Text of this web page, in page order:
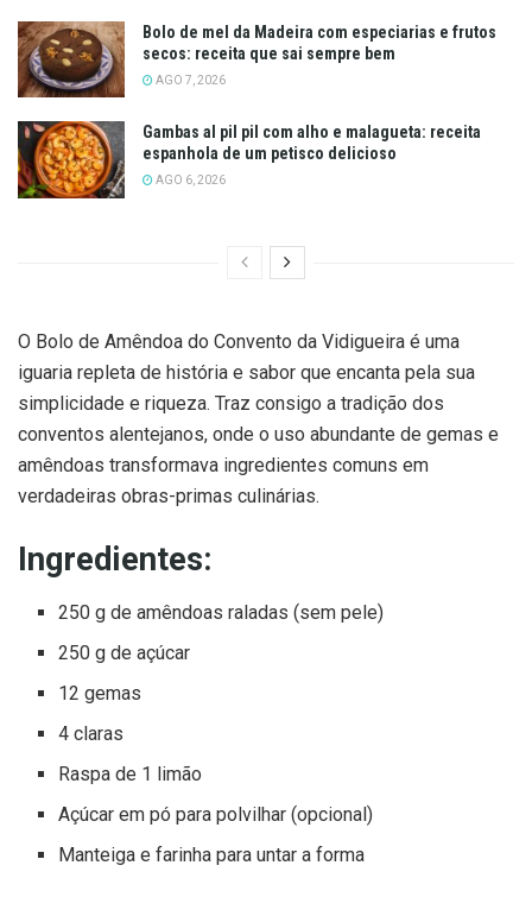
Bolo de mel da Madeira com especiarias e frutos
secos: receita que sai sempre bem
AGO 7, 2026
Gambas al pil pil com alho e malagueta: receita
espanhola de um petisco delicioso
AGO 6, 2026
O Bolo de Amêndoa do Convento da Vidigueira é uma
iguaria repleta de história e sabor que encanta pela sua
simplicidade e riqueza. Traz consigo a tradição dos
conventos alentejanos, onde o uso abundante de gemas e
amêndoas transformava ingredientes comuns em
verdadeiras obras-primas culinárias.
Ingredientes:
250 g de amêndoas raladas (sem pele)
250 g de açúcar
12 gemas
4 claras
Raspa de 1 limão
Açúcar em pó para polvilhar (opcional)
Manteiga e farinha para untar a forma